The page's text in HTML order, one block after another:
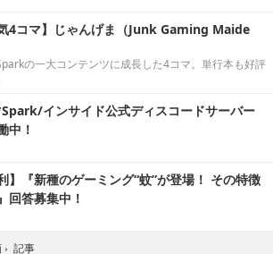
気4コマ】じゃんげま（Junk Gaming Maide
の一大コンテンツに成長した4コマ。単行本も好評
インサイド公式ディスコードサーバー
中！
利】『新種のゲーミング“蚊”が登場！ その特徴
回答募集中！
› 記事